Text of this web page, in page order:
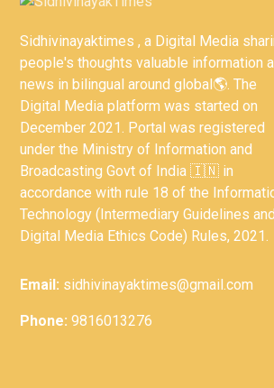
Sidhivinayaktimes , a Digital Media
people's thoughts valuable information
news in bilingual around global🌎. The
Digital Media platform was started on
December 2021. Portal was registered
under the Ministry of Information and
Broadcasting Govt of India 🇮🇳 in
accordance with rule 18 of the
Technology (Intermediary Guidelines and
Digital Media Ethics Code) Rules, 2021.
Email: sidhivinayaktimes@gmail.com
Phone: 9816013276